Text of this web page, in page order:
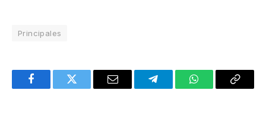
Principales
FacebookTwitter Email TelegramWhatsAppCopy